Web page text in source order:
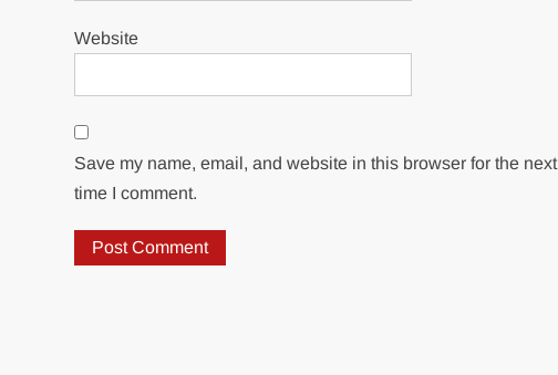
Website
Save my name, email, and website in this browser for the next
time I comment.